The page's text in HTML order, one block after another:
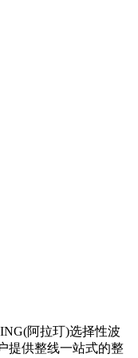
阿拉玎)选择性波
提供整线一站式的整